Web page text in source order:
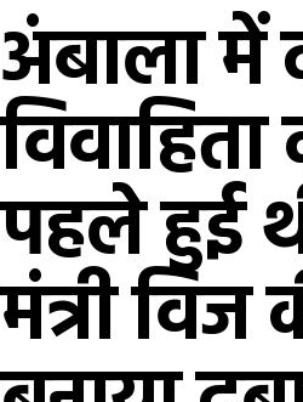
अंबाला
पहले हुई
मंत्री